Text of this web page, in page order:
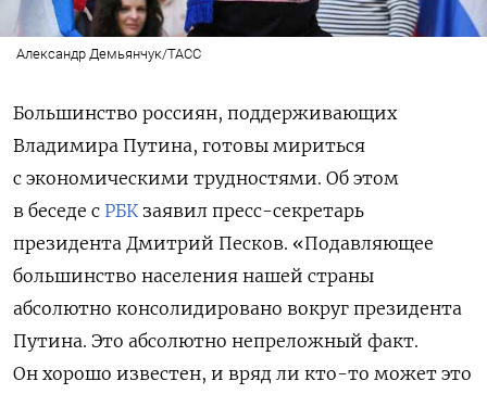
Александр Демьянчук/ТАСС
Большинство россиян, поддерживающих
Владимира Путина, готовы мириться
с экономическими трудностями. Об этом
в беседе с РБК заявил пресс-секретарь
президента Дмитрий Песков. «Подавляющее
большинство населения нашей страны
абсолютно консолидировано вокруг президента
Путина. Это абсолютно непреложный факт.
Он хорошо известен, и вряд ли кто-то может это